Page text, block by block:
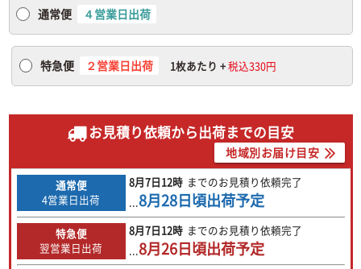
通常便 ４営業日出荷
特急便 ２営業日出荷 1枚あたり +税込330円
お見積り依頼から出荷までの目安
地域別お届け目安
通常便
4営業日出荷
8月7日12時 までのお見積り依頼完了
...8月28日頃出荷予定
特急便
翌営業日出荷
8月7日12時 までのお見積り依頼完了
...8月26日頃出荷予定